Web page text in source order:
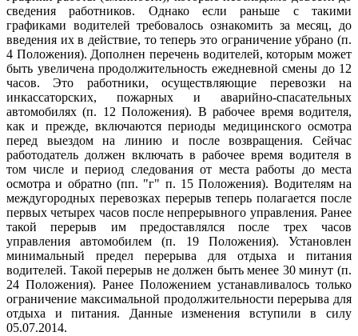
сведения работников. Однако если раньше с такими
графиками водителей требовалось ознакомить за месяц, до
введения их в действие, то теперь это ограничение убрано (п.
4 Положения). Дополнен перечень водителей, которым может
быть увеличена продолжительность ежедневной смены до 12
часов. Это работники, осуществляющие перевозки на
инкассаторских, пожарных и аварийно-спасательных
автомобилях (п. 12 Положения). В рабочее время водителя,
как и прежде, включаются периоды медицинского осмотра
перед выездом на линию и после возвращения. Сейчас
работодатель должен включать в рабочее время водителя в
том числе и период следования от места работы до места
осмотра и обратно (пп. "г" п. 15 Положения). Водителям на
междугородных перевозках перерыв теперь полагается после
первых четырех часов после непрерывного управления. Ранее
такой перерыв им предоставлялся после трех часов
управления автомобилем (п. 19 Положения). Установлен
минимальный предел перерыва для отдыха и питания
водителей. Такой перерыв не должен быть менее 30 минут (п.
24 Положения). Ранее Положением устанавливалось только
ограничение максимальной продолжительности перерыва для
отдыха и питания. Данные изменения вступили в силу
05.07.2014.